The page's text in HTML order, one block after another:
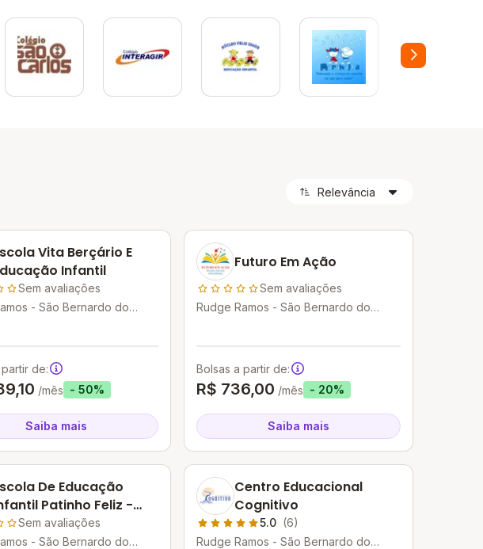
Vita Berçário E
Infantil
Sem avaliações
- São Bernardo do
de:
/mês - 50%
Saiba mais
Futuro Em Ação
Sem avaliações
Rudge Ramos - São Bernardo do
Bolsas a partir de:
R$ 736,00 /mês - 20%
Saiba mais
De Educação
Patinho Feliz -
Baby
Sem avaliações
- São Bernardo do
Centro Educacional
Cognitivo
5.0 (6)
Rudge Ramos - São Bernardo do